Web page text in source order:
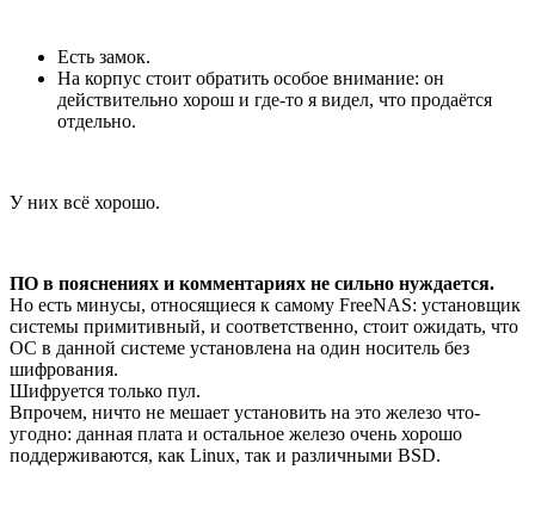
Есть замок.
На корпус стоит обратить особое внимание: он
действительно хорош и где-то я видел, что продаётся
отдельно.
У них всё хорошо.
ПО в пояснениях и комментариях не сильно нуждается.
Но есть минусы, относящиеся к самому FreeNAS: установщик
системы примитивный, и соответственно, стоит ожидать, что
ОС в данной системе установлена на один носитель без
шифрования.
Шифруется только пул.
Впрочем, ничто не мешает установить на это железо что-
угодно: данная плата и остальное железо очень хорошо
поддерживаются, как Linux, так и различными BSD.